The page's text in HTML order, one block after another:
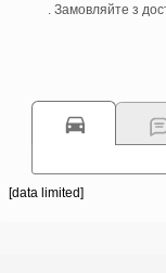
. Замовляйте з
[data limited]